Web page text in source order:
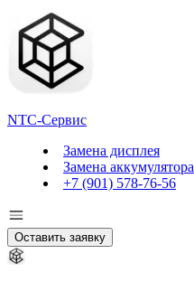
NTC-Сервис
Замена дисплея
Замена аккумулятора
+7 (901) 578-76-56
Оставить заявку